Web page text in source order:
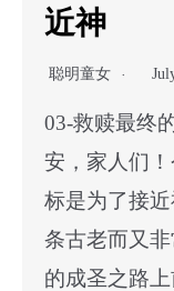
近神
聪明童女
03-救赎最终
安，家人们
标是为了接
条古老而又
的成圣之路